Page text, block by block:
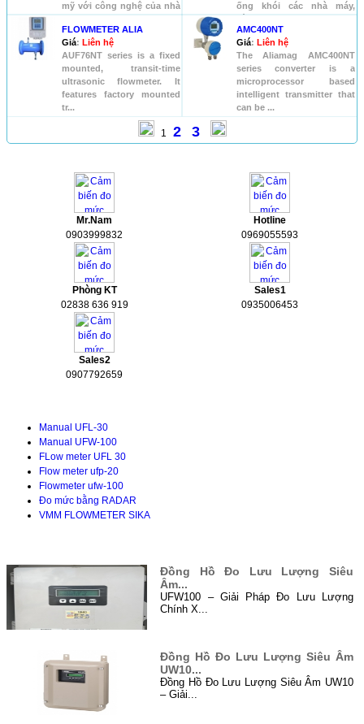
mỹ với công nghệ của nhà
s...
ống khói các nhà máy,
vận...
FLOWMETER ALIA
Giá: Liên hệ
AUF76NT series is a fixed
mounted, transit-time
ultrasonic flowmeter. It
features factory mounted
tr...
AMC400NT
Giá: Liên hệ
The Aliamag AMC400NT
series converter is a
microprocessor based
intelligent transmitter that
can be ...
1 2 3
Mr.Nam
0903999832
Hotline
0969055593
Phòng KT
02838 636 919
Sales1
0935006453
Sales2
0907792659
Manual UFL-30
Manual UFW-100
FLow meter UFL 30
Flow meter ufp-20
Flowmeter ufw-100
Đo mức bằng RADAR
VMM FLOWMETER SIKA
Đồng Hồ Đo Lưu Lượng Siêu
Âm...
UFW100 – Giải Pháp Đo Lưu Lượng
Chính X...
Đồng Hồ Đo Lưu Lượng Siêu Âm
UW10...
Đồng Hồ Đo Lưu Lượng Siêu Âm UW10
– Giải...